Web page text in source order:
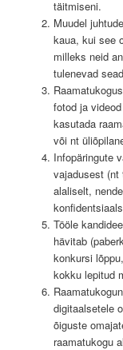
täitmiseni.
Muudel
kaua, kui see
milleks neid
tulenevad
fotod ja
kasutada
või nt
Infopäringute
vajadusest (nt
alaliselt,
Tööle
hävitab
konkursi
kokku lepitud
digitaalsetele
õiguste
raamatukogu